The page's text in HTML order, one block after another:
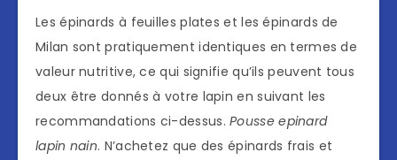
Les épinards à feuilles plates et les épinards de
Milan sont pratiquement identiques en termes de
valeur nutritive, ce qui signifie qu’ils peuvent tous
deux être donnés à votre lapin en suivant les
recommandations ci-dessus.Pousse epinard
lapin nain. N’achetez que des épinards frais et